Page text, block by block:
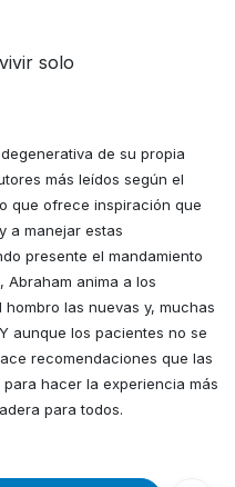
solo
de su propia
más leídos según el
que ofrece inspiración que
a manejar estas
presente el mandamiento
Abraham anima a los
las nuevas y, muchas
aunque los pacientes no se
recomendaciones que las
hacer la experiencia más
para todos.